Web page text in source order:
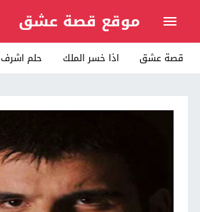
موقع قصة عشق
قصة عشق اذا خسر الملك حلم اشرف